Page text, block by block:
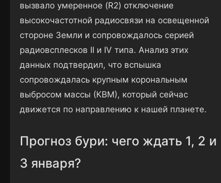
вызвало умеренное (R2) отключение
высокочастотной радиосвязи на освещенной
стороне Земли и сопровождалось серией
радиовсплесков II и IV типа. Анализ этих
данных подтвердил, что вспышка
сопровождалась крупным корональным
выбросом массы (КВМ), который сейчас
движется по направлению к нашей планете.
Прогноз бури: чего ждать 1, 2 и
3 января?